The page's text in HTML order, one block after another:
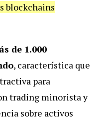
blockchains
de 1.000
, característica que
para
trading minorista y
sobre activos